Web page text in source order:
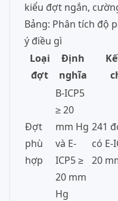
kiểu đợt ngắn,
Bảng: Phân tích độ
ý điều gì
Loại
đợt
Định
nghĩa
Đợt
phù
hợp
B-ICP5
≥ 20
mm Hg
và E-
ICP5 ≥
20 mm
Hg
241
có E-
20